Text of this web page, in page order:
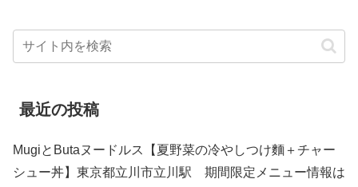
最近の投稿
MugiとButaヌードルス【夏野菜の冷やしつけ麵＋チャー
シュー丼】東京都立川市立川駅 期間限定メニュー情報は